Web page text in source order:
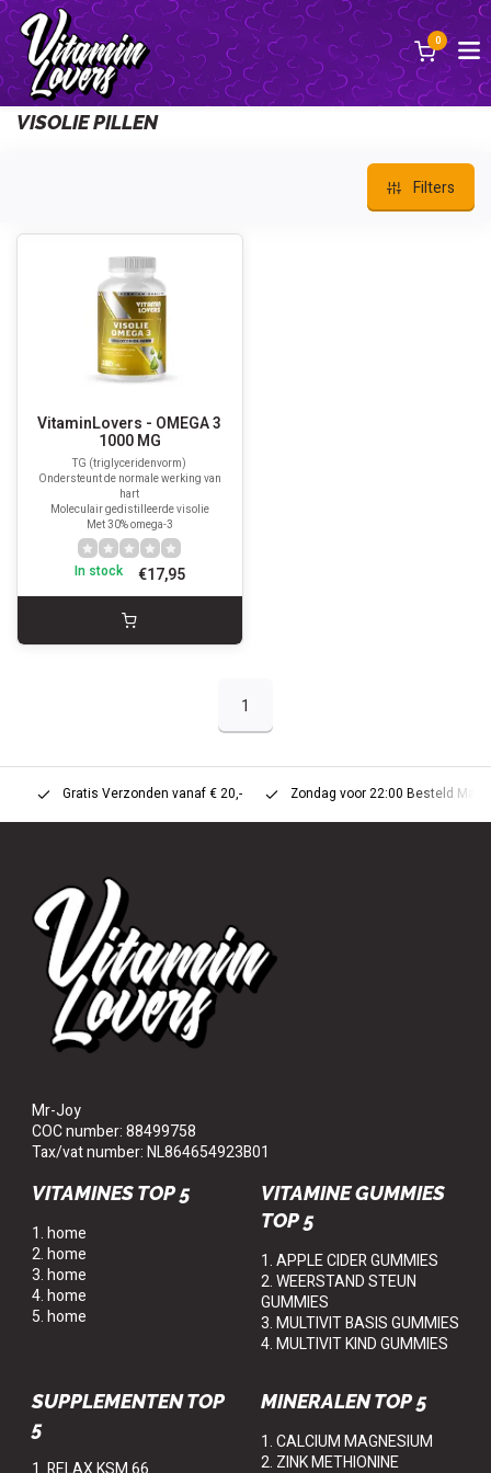
0
Back
VISOLIE PILLEN
Filters
VitaminLovers - OMEGA 3
1000 MG
TG (triglyceridenvorm)
Ondersteunt de normale werking van
hart
Moleculair gedistilleerde visolie
Met 30% omega-3
€17,95
In stock
1
Gratis Verzonden vanaf € 20,- Zondag voor 22:00 Besteld
Mr-Joy
COC number: 88499758
Tax/vat number: NL864654923B01
VITAMINES TOP 5
1. home
2. home
3. home
4. home
5. home
VITAMINE GUMMIES
TOP 5
1. APPLE CIDER GUMMIES
2. WEERSTAND STEUN
GUMMIES
3. MULTIVIT BASIS GUMMIES
4. MULTIVIT KIND GUMMIES
SUPPLEMENTEN TOP
5
MINERALEN TOP 5
1. CALCIUM MAGNESIUM
2. ZINK METHIONINE